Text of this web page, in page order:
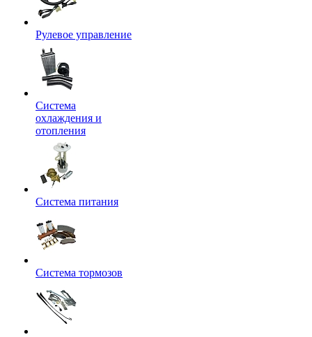
Рулевое управление
Система
охлаждения и
отопления
Система питания
Система тормозов